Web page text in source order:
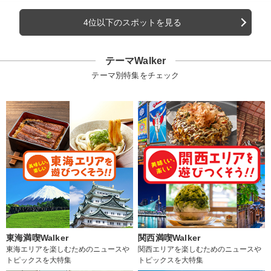
4位以下のスポットを見る
テーマWalker
テーマ別特集をチェック
東海満喫Walker
東海エリアを楽しむためのニュースや
トピックスを大特集
関西満喫Walker
関西エリアを楽しむためのニュースや
トピックスを大特集